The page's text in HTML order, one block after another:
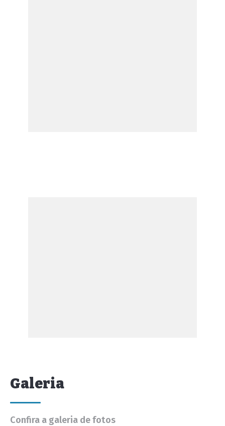
Galeria
Confira a galeria de fotos